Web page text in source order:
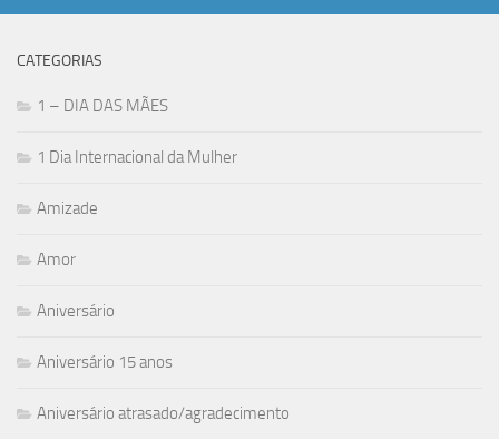
CATEGORIAS
1 – DIA DAS MÃES
1 Dia Internacional da Mulher
Amizade
Amor
Aniversário
Aniversário 15 anos
Aniversário atrasado/agradecimento